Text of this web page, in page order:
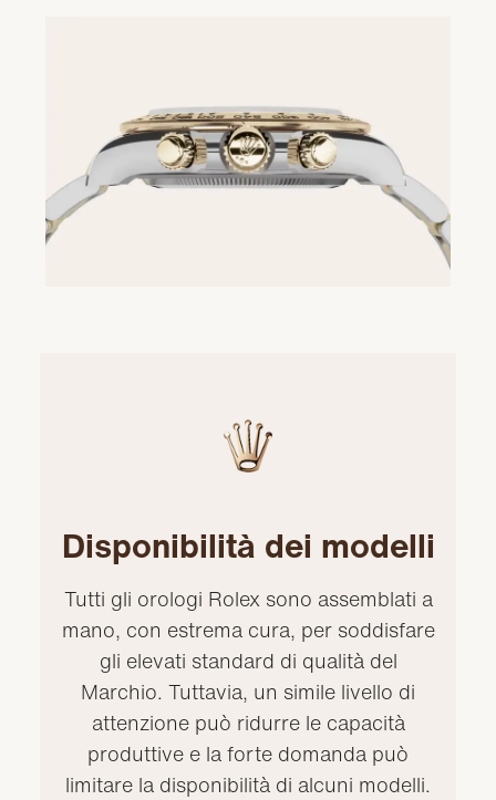
Disponibilità dei modelli
Tutti gli orologi Rolex sono assemblati a
mano, con estrema cura, per soddisfare
gli elevati standard di qualità del
Marchio. Tuttavia, un simile livello di
attenzione può ridurre le capacità
produttive e la forte domanda può
limitare la disponibilità di alcuni modelli.